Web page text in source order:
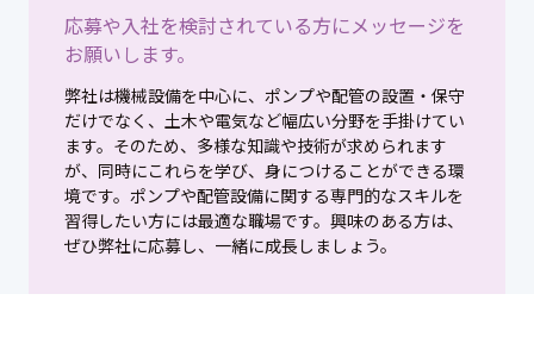
応募や入社を検討されている方にメッセージを
お願いします。
弊社は機械設備を中心に、ポンプや配管の設置・保守
だけでなく、土木や電気など幅広い分野を手掛けてい
ます。そのため、多様な知識や技術が求められます
が、同時にこれらを学び、身につけることができる環
境です。ポンプや配管設備に関する専門的なスキルを
習得したい方には最適な職場です。興味のある方は、
ぜひ弊社に応募し、一緒に成長しましょう。